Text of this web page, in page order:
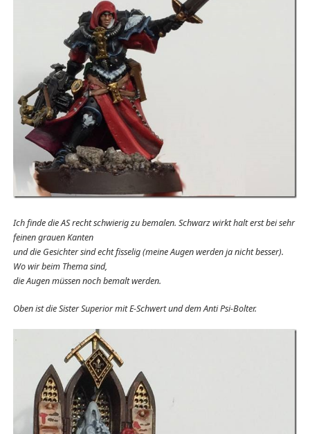
Ich finde die AS recht schwierig zu bemalen. Schwarz wirkt halt erst bei sehr
feinen grauen Kanten
und die Gesichter sind echt fisselig (meine Augen werden ja nicht besser).
Wo wir beim Thema sind,
die Augen müssen noch bemalt werden.
Oben ist die Sister Superior mit E-Schwert und dem Anti Psi-Bolter.